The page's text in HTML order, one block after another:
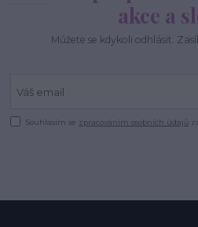
akce a
Můžete se kdykoli odhlásit.
Souhlasím se zpracováním osobních údajů